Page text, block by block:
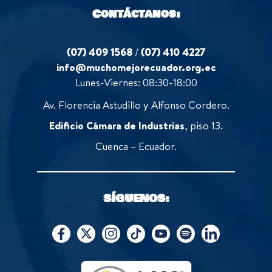
Contáctanos:
(07) 409 1568 /(07) 410 4227
info@muchomejorecuador.org.ec
Lunes-Viernes: 08:30-18:00
Av. Florencia Astudillo y Alfonso Cordero.
Edificio Cámara de Industrias, piso 13.
Cuenca – Ecuador.
SÍGUENOS: